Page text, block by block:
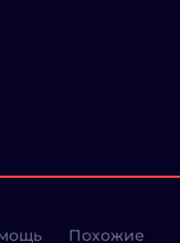
Похожие